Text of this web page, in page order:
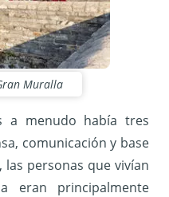
Muralla
a menudo había tres
comunicación y base
las personas que vivían
eran principalmente